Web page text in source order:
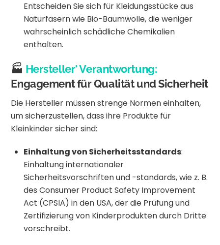
Entscheiden Sie sich für Kleidungsstücke aus
Naturfasern wie Bio-Baumwolle, die weniger
wahrscheinlich schädliche Chemikalien
enthalten.
🏭 Hersteller' Verantwortung:
Engagement für Qualität und Sicherheit
Die Hersteller müssen strenge Normen einhalten,
um sicherzustellen, dass ihre Produkte für
Kleinkinder sicher sind:
Einhaltung von Sicherheitsstandards:
Einhaltung internationaler
Sicherheitsvorschriften und -standards, wie z. B.
des Consumer Product Safety Improvement
Act (CPSIA) in den USA, der die Prüfung und
Zertifizierung von Kinderprodukten durch Dritte
vorschreibt.